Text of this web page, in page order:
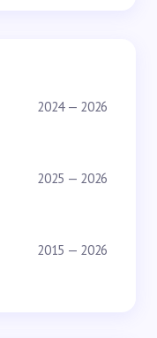
2024 — 2026
2025 — 2026
2015 — 2026